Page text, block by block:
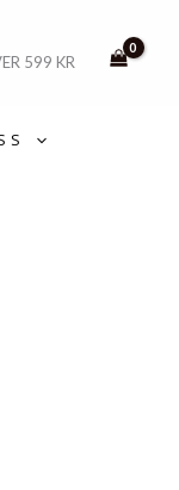
599 KR